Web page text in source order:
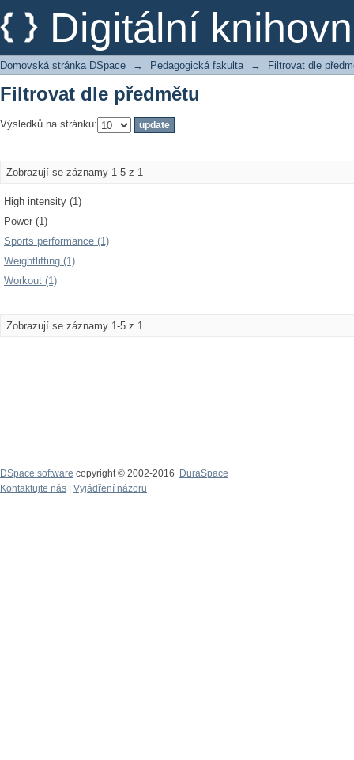
Digitální
Filtrovat dle předmětu
Domovská stránka DSpace → Pedagogická fakulta → Filtrovat dle
Filtrovat dle předmětu
Výsledků na stránku:
Zobrazují se záznamy 1-5 z 1
High intensity (1)
Power (1)
Sports performance (1)
Weightlifting (1)
Workout (1)
Zobrazují se záznamy 1-5 z 1
DSpace software copyright © 2002-2016
DuraSpace
Kontaktujte nás
Vyjádření názoru